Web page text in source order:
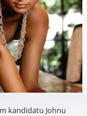
kandidatu Johnu